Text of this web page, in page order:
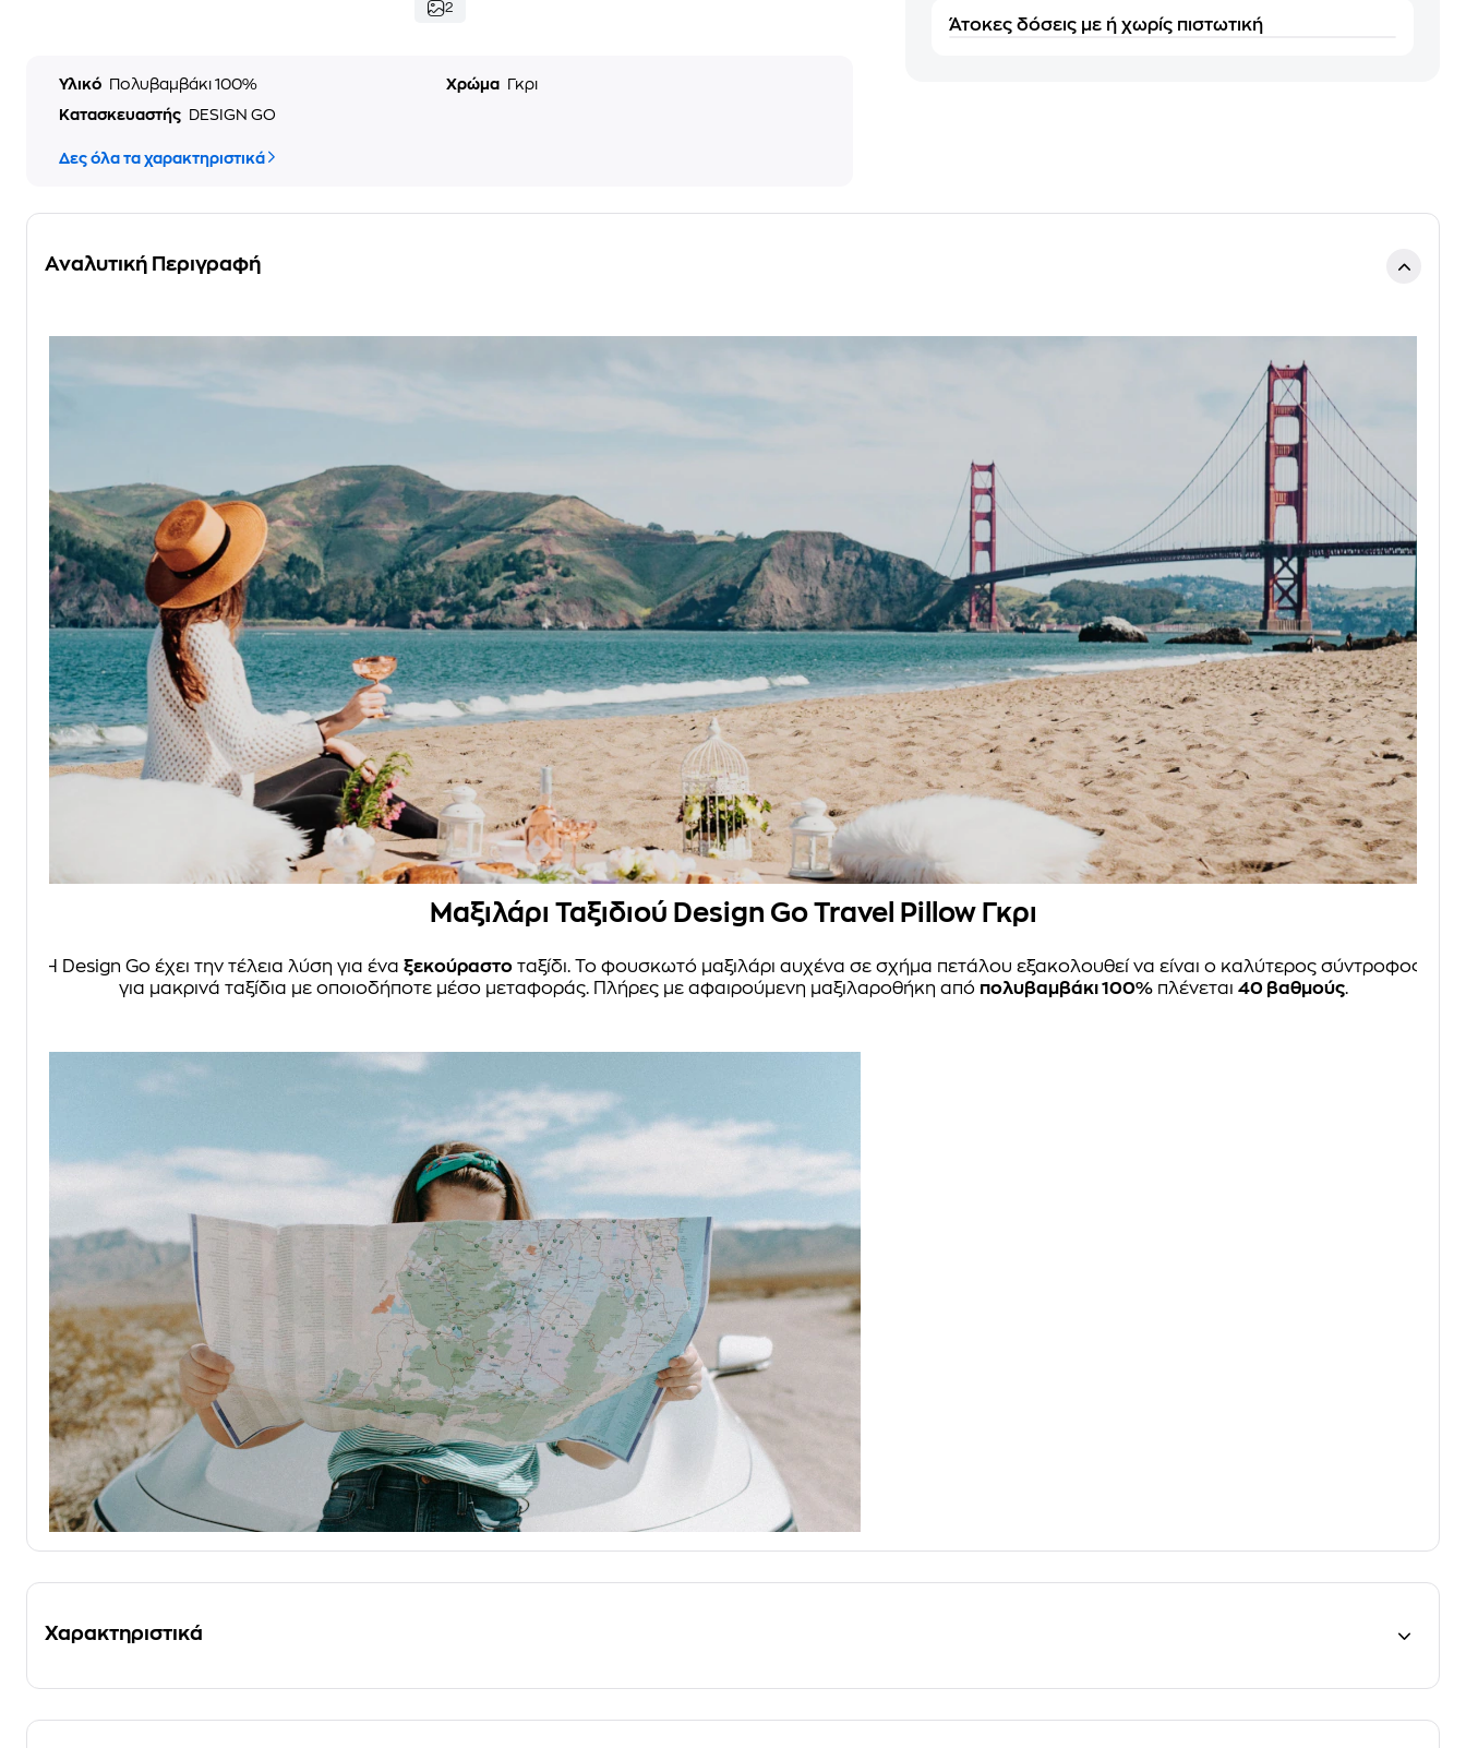
2
Υλικό Πολυβαμβάκι 100% Χρώμα
Γκρι
Κατασκευαστής
DESIGN GO
Δες όλα τα χαρακτηριστικά
Άτοκες δόσεις με ή χωρίς πιστωτική
Αναλυτική Περιγραφή
Μαξιλάρι Ταξιδιού Design Go Travel Pillow Γκρι
Η Design Go έχει την τέλεια λύση για ένα ξεκούραστο ταξίδι. Το φουσκωτό μαξιλάρι αυχένα σε σχήμα πετάλου εξακολουθεί να είναι ο καλύτερος σύντροφος
για μακρινά ταξίδια με οποιοδήποτε μέσο μεταφοράς. Πλήρες με αφαιρούμενη μαξιλαροθήκη από πολυβαμβάκι 100%πλένεται 40 βαθμούς.
Χαρακτηριστικά